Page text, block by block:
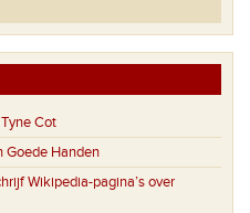
Cot
Goede Handen
Wikipedia-pagina’s over